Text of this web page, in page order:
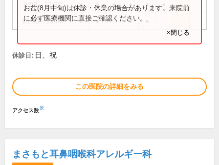
9:00～12:30 ● ● ● ● ●
16:00～19:00 ● ● ●
お盆(8月中旬)は休診・休業の場合があります。来院前
に必ず医療機関に直接ご確認ください。
×閉じる
休診日: 日、祝
この医院の詳細をみる
アクセス数※
まさもと耳鼻咽喉科アレルギー科